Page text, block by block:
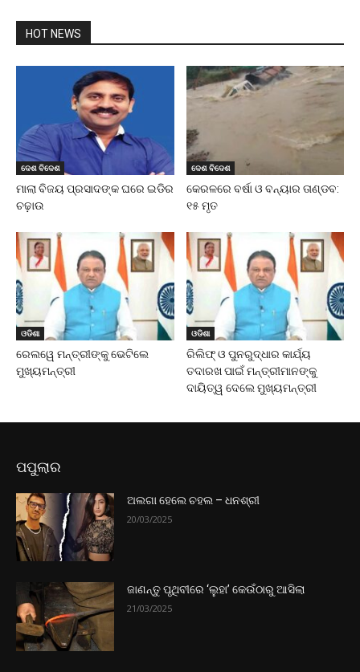
HOT NEWS
ଦେଶ ବିଦେଶ
ମାଲା ବିଜୟ ପ୍ରସାଦଙ୍କ ଘରେ ଇଡିର
ଚଢ଼ାଉ
ଦେଶ ବିଦେଶ
କେରଳରେ ବର୍ଷା ଓ ବନ୍ୟାର ତାଣ୍ଡବ:
୧୫ ମୃତ
ଓଡିଶା
ରେଲୱେ ମନ୍ତ୍ରୀଙ୍କୁ ଭେଟିଲେ
ମୁଖ୍ୟମନ୍ତ୍ରୀ
ଓଡିଶା
ରିଲିଫ୍‌ ଓ ପୁନରୁଦ୍ଧାର କାର୍ଯ୍ୟ
ତଦାରଖ ପାଇଁ ମନ୍ତ୍ରୀମାନଙ୍କୁ
ଦାୟିତ୍ୱ ଦେଲେ ମୁଖ୍ୟମନ୍ତ୍ରୀ
ପପୁଲାର
ଅଲଗା ହେଲେ ଚହଲ – ଧନଶ୍ରୀ
20/03/2025
ଜାଣନ୍ତୁ ପୃଥିବୀରେ ‘ଲୁହା’ କେଉଁଠାରୁ ଆସିଲା
21/03/2025